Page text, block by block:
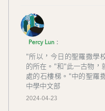
Percy Lun:
"所以，今日的聖羅撒學
的所在。"和"此一古物，
處的石樓梯。"中的聖羅
中學中文部
2024-04-23